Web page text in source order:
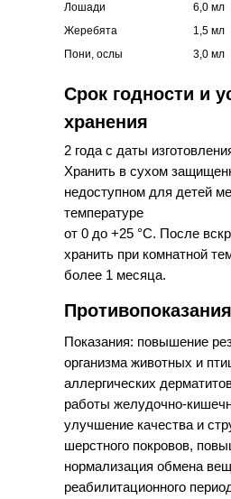
Срок годности и
хранения
2 года с даты
Хранить в сухом
недоступном для детей
температуре
от 0 до +25 °С. После
хранить при комнатной
более 1 месяца.
Показания: повышение
организма животных и
аллергических
работы желудочно-
улучшение качества и
шерстного покровов,
нормализация обмена
реабилитационного
Лошади
6,0 мл
Жеребята
1,5 мл
Пони, ослы
3,0 мл